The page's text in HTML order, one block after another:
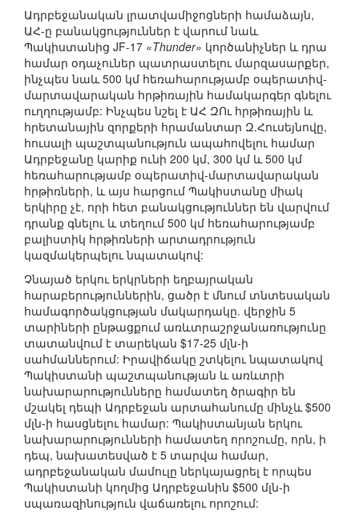
Ադրբեջանական լրատվամիջոցների համաձայն,
ԱՀ-ը բանակցություններ է վարում նաև
Պակիստանից JF-17 «Thunder» կործանիչներ և դրա
համար օդաչուներ պատրաստելու մարզասարքեր,
ինչպես նաև 500 կմ հեռահարությամբ օպերատիվ-
մարտավարական հրթիռային համակարգեր գնելու
ուղղությամբ: Ինչպես նշել է ԱՀ ԶՈւ հրթիռային և
հրետանային զորքերի հրամանտար Զ.Հուսեյնովը,
հուսալի պաշտպանություն ապահովելու համար
Ադրբեջանը կարիք ունի 200 կմ, 300 կմ և 500 կմ
հեռահարությամբ օպերատիվ-մարտավարական
հրթիռների, և այս հարցում Պակիստանը միակ
երկիրը չէ, որի հետ բանակցություններ են վարվում
դրանք գնելու և տեղում 500 կմ հեռահարությամբ
բալիստիկ հրթիռների արտադրություն
կազմակերպելու նպատակով:
Չնայած երկու երկրների եղբայրական
հարաբերություններին, ցածր է մնում տնտեսական
համագործակցության մակարդակը. վերջին 5
տարիների ընթացքում առևտրաշրջանառությունը
տատանվում է տարեկան $17-25 մլն-ի
սահմաններում: Իրավիճակը շտկելու նպատակով
Պակիստանի պաշտպանության և առևտրի
նախարարությունները համատեղ ծրագիր են
մշակել դեպի Ադրբեջան արտահանումը մինչև $500
մլն-ի հասցնելու համար: Պակիստանյան երկու
նախարարությունների համատեղ որոշումը, որն, ի
դեպ, նախատեսված է 5 տարվա համար,
ադրբեջանական մամուլը ներկայացրել է որպես
Պակիստանի կողմից Ադրբեջանին $500 մլն-ի
սպառազինություն վաճառելու որոշում: